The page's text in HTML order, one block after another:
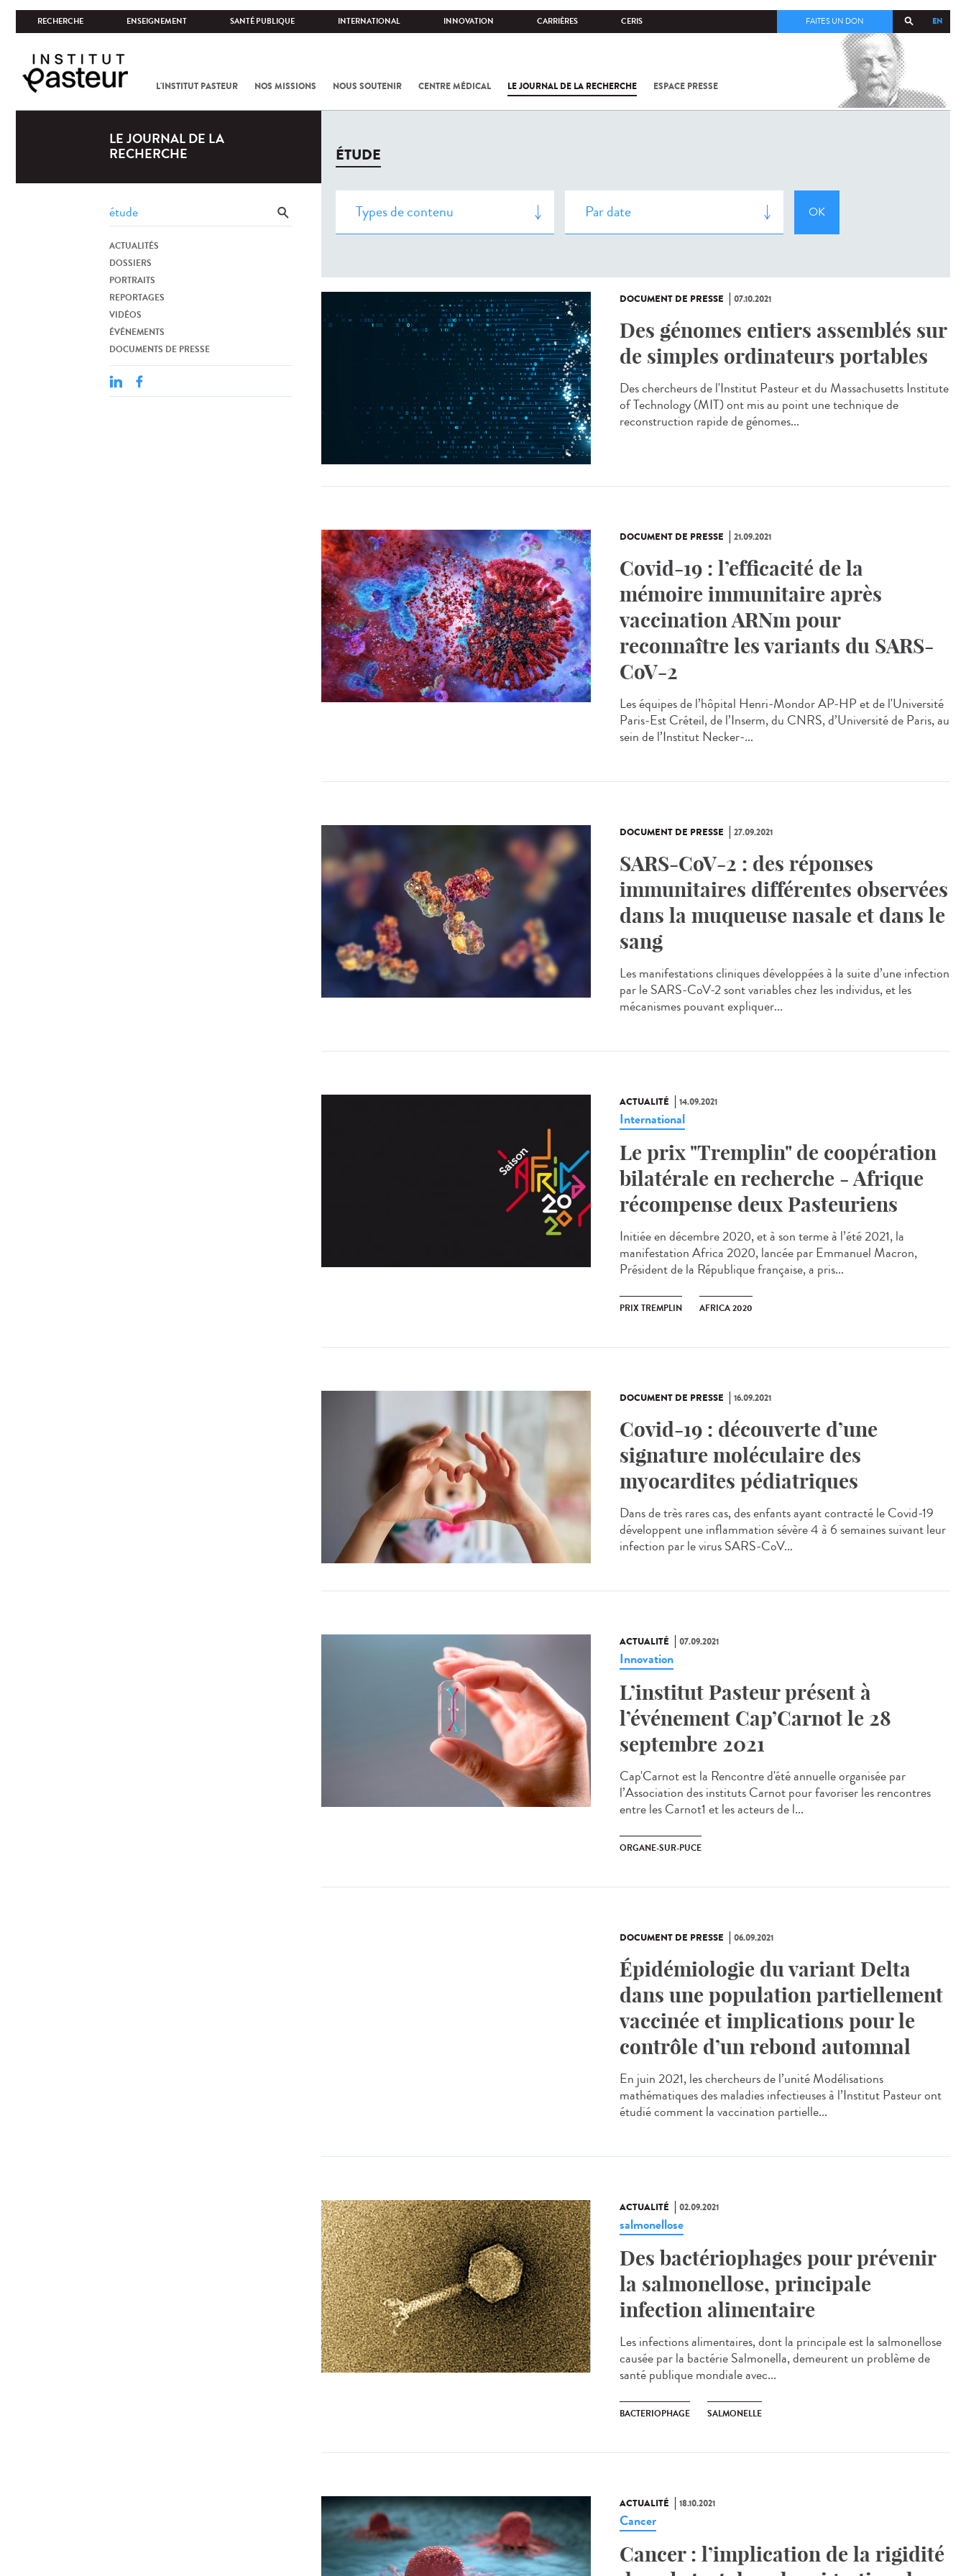
RECHERCHE ENSEIGNEMENT SANTÉ PUBLIQUE INTERNATIONAL INNOVATION CARRIÈRES CERIS EN
FAITES UN DON
L'INSTITUT PASTEUR NOS MISSIONS NOUS SOUTENIR CENTRE MÉDICAL LE JOURNAL DE LA RECHERCHE ESPACE PRESSE
COV-2 /
LE JOURNAL DE LA
RECHERCHE
ACTUALITÉS
DOSSIERS
PORTRAITS
REPORTAGES
VIDÉOS
ÉVÉNEMENTS
DOCUMENTS DE PRESSE
ÉTUDE
DOCUMENT DE PRESSE 07.10.2021
Des génomes entiers assemblés sur
de simples ordinateurs portables
Des chercheurs de l'Institut Pasteur et du Massachusetts Institute
of Technology (MIT) ont mis au point une technique de
reconstruction rapide de génomes...
DOCUMENT DE PRESSE 21.09.2021
Covid-19 : l’efficacité de la
mémoire immunitaire après
vaccination ARNm pour
reconnaître les variants du SARS-
CoV-2
Les équipes de l’hôpital Henri-Mondor AP-HP et de l'Université
Paris-Est Créteil, de l’Inserm, du CNRS, d’Université de Paris, au
sein de l’Institut Necker-...
DOCUMENT DE PRESSE 27.09.2021
SARS-CoV-2 : des réponses
immunitaires différentes observées
dans la muqueuse nasale et dans le
sang
Les manifestations cliniques développées à la suite d’une infection
par le SARS-CoV-2 sont variables chez les individus, et les
mécanismes pouvant expliquer...
ACTUALITÉ 14.09.2021
International
Le prix "Tremplin" de coopération
bilatérale en recherche - Afrique
récompense deux Pasteuriens
Initiée en décembre 2020, et à son terme à l’été 2021, la
manifestation Africa 2020, lancée par Emmanuel Macron,
Président de la République française, a pris...
PRIX TREMPLIN AFRICA 2020
DOCUMENT DE PRESSE 16.09.2021
Covid-19 : découverte d’une
signature moléculaire des
myocardites pédiatriques
Dans de très rares cas, des enfants ayant contracté le Covid-19
développent une inflammation sévère 4 à 6 semaines suivant leur
infection par le virus SARS-CoV...
ACTUALITÉ 07.09.2021
Innovation
L’institut Pasteur présent à
l’événement Cap’Carnot le 28
septembre 2021
Cap'Carnot est la Rencontre d'été annuelle organisée par
l’Association des instituts Carnot pour favoriser les rencontres
entre les Carnot1 et les acteurs de l...
ORGANE-SUR-PUCE
DOCUMENT DE PRESSE 06.09.2021
Épidémiologie du variant Delta
dans une population partiellement
vaccinée et implications pour le
contrôle d’un rebond automnal
En juin 2021, les chercheurs de l’unité Modélisations
mathématiques des maladies infectieuses à l’Institut Pasteur ont
étudié comment la vaccination partielle...
ACTUALITÉ 02.09.2021
salmonellose
Des bactériophages pour prévenir
la salmonellose, principale
infection alimentaire
Les infections alimentaires, dont la principale est la salmonellose
causée par la bactérie Salmonella, demeurent un problème de
santé publique mondiale avec...
BACTERIOPHAGE SALMONELLE
ACTUALITÉ 18.10.2021
Cancer
Cancer : l’implication de la rigidité